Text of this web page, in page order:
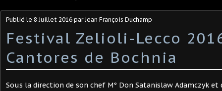
Publié le 8 Juillet 2016 par Jean François Duchamp
Festival Zelioli-Lecco
Cantores de Bochnia
Sous la direction de son chef M° Don Satanislaw Adamczyk et